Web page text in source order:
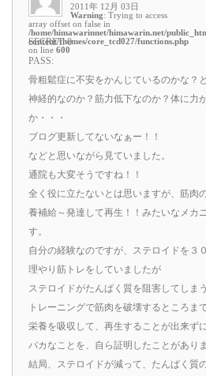
2011年 12月 03日
Warning: Trying to access
array offset on false in
/home/himawarinnet/himawarin.net/
content/themes/core_tcd027/functions.php
on line 600
SECRET: 0
PASS:
骨粗鬆症に不安をかんじているのかな？
神経的なのか？筋力低下なのか？体に力
か・・・
ブログ更新してないなぁー！！
などと思いながら見ていました。
通院も大変そうですね！！
全く役に立たないとは思いますが、筋肉
養補給～発達して再生！！みたいなメカ
す。
自分の経験なのですが、ステロイドを３
理やり筋トレをしていましたが
ステロイドがたんぱく質を阻害してしま
トレーニングで筋肉を破壊するところま
栄養を吸収して、再生することが出来ず
バカなことを、自ら証明したことがありま
結局、ステロイドが減って、たんぱく質